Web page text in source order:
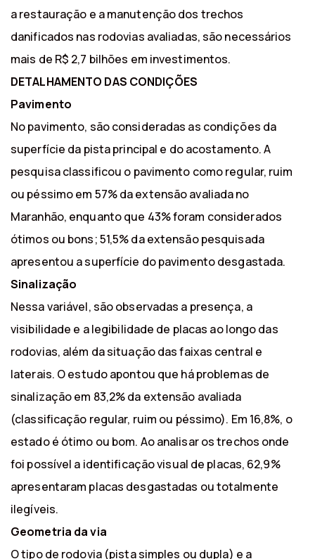
a restauração e a manutenção dos trechos
danificados nas rodovias avaliadas, são necessários
mais de R$ 2,7 bilhões em investimentos.
DETALHAMENTO DAS CONDIÇÕES
Pavimento
No pavimento, são consideradas as condições da
superfície da pista principal e do acostamento. A
pesquisa classificou o pavimento como regular, ruim
ou péssimo em 57% da extensão avaliada no
Maranhão, enquanto que 43% foram considerados
ótimos ou bons; 51,5% da extensão pesquisada
apresentou a superfície do pavimento desgastada.
Sinalização
Nessa variável, são observadas a presença, a
visibilidade e a legibilidade de placas ao longo das
rodovias, além da situação das faixas central e
laterais. O estudo apontou que há problemas de
sinalização em 83,2% da extensão avaliada
(classificação regular, ruim ou péssimo). Em 16,8%, o
estado é ótimo ou bom. Ao analisar os trechos onde
foi possível a identificação visual de placas, 62,9%
apresentaram placas desgastadas ou totalmente
ilegíveis.
Geometria da via
O tipo de rodovia (pista simples ou dupla) e a